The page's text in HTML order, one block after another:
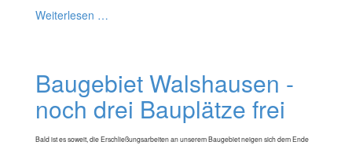
Weiterlesen …
Baugebiet Walshausen -
noch drei Bauplätze frei
Bald ist es soweit, die Erschließungsarbeiten an unserem Baugebiet neigen sich dem Ende